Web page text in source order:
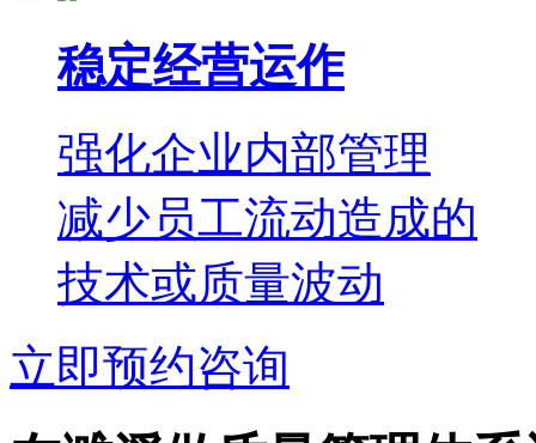
稳定经营运作
强化企业内部管理
减少员工流动造成的
技术或质量波动
立即预约咨询